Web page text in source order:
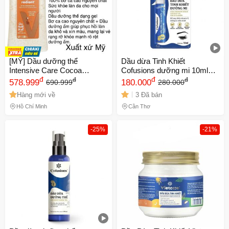
[MỸ] Dầu dưỡng thể
Intensive Care Cocoa
Radiant Vitalizing Body Oil
200 ml Vaseline
578.999đ 690.999đ
Hàng mới về
Hồ Chí Minh
Dầu dừa Tinh Khiết
Cofusions dưỡng mi 10ml
chính hãng
180.000đ 280.000đ
3 Đã bán
Cần Thơ
-25% -21%